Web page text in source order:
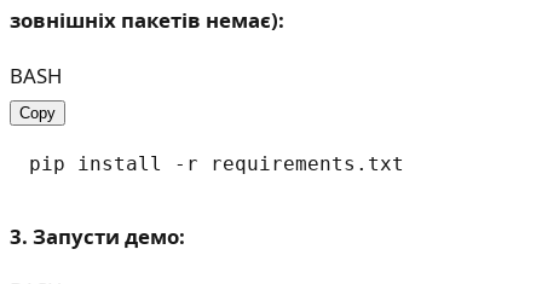
зовнішніх пакетів немає):
BASH
Copy
3. Запусти демо: